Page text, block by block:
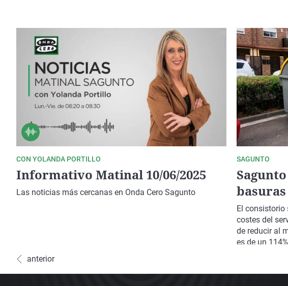
CON YOLANDA PORTILLO
Informativo Matinal 10/06/2025
Las noticias más cercanas en Onda Cero Sagunto
SAGUNTO
basuras
El consistorio
costes del
de reducir al
es de un 114%
anterior